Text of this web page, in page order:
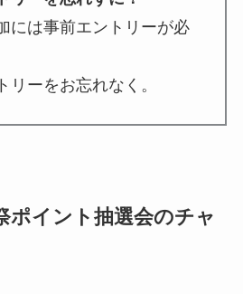
には事前エントリーが必
リーをお忘れなく。
ポイント抽選会のチャ